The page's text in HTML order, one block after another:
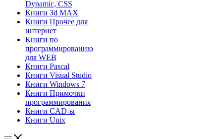
Dynamic, CSS
Книги 3d MAX
Книги Прочее для
интернет
Книги по
программированию
для WEB
Книги Pascal
Книги Visual Studio
Книги Windows 7
Книги Примочки
программирования
Книги CAD-ы
Книги Unix